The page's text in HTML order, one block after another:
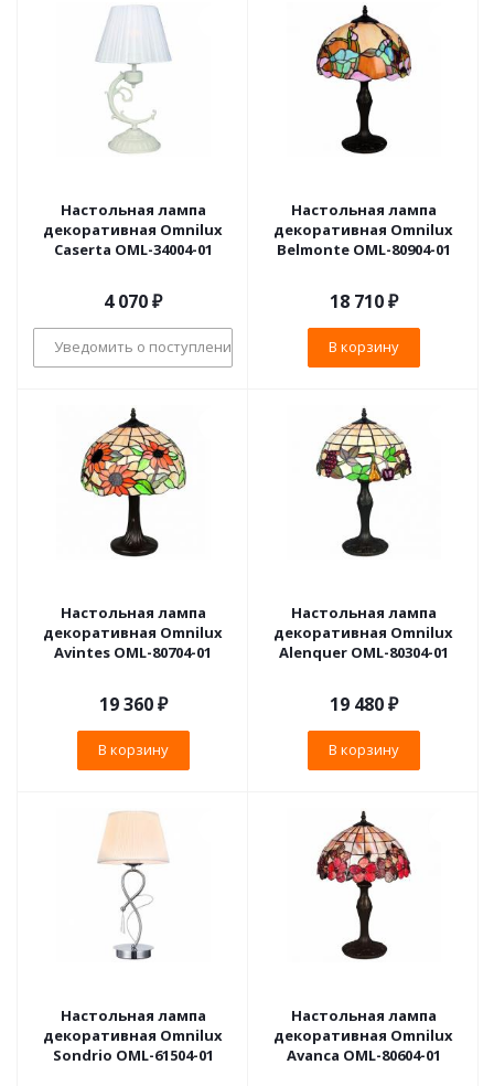
Настольная лампа
декоративная Omnilux
Caserta OML-34004-01
4 070₽
Уведомить о поступлении
Настольная лампа
декоративная Omnilux
Belmonte OML-80904-01
18 710₽
В корзину
Настольная лампа
декоративная Omnilux
Avintes OML-80704-01
19 360₽
В корзину
Настольная лампа
декоративная Omnilux
Alenquer OML-80304-01
19 480₽
В корзину
Настольная лампа
декоративная Omnilux
Sondrio OML-61504-01
Настольная лампа
декоративная Omnilux
Avanca OML-80604-01